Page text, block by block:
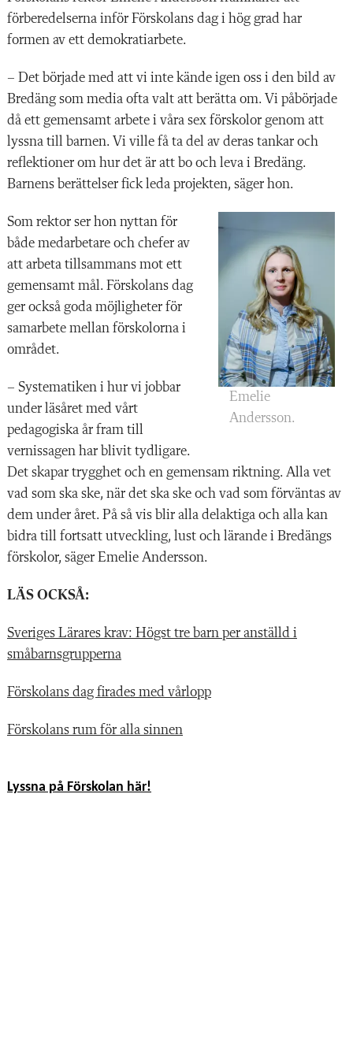
förberedelserna inför Förskolans dag i hög grad har
formen av ett demokratiarbete.
– Det började med att vi inte kände igen oss i den bild av
Bredäng som media ofta valt att berätta om. Vi påbörjade
då ett gemensamt arbete i våra sex förskolor genom att
lyssna till barnen. Vi ville få ta del av deras tankar och
reflektioner om hur det är att bo och leva i Bredäng.
Barnens berättelser fick leda projekten, säger hon.
Emelie
Andersson.
Som rektor ser hon nyttan för
både medarbetare och chefer av
att arbeta tillsammans mot ett
gemensamt mål. Förskolans dag
ger också goda möjligheter för
samarbete mellan förskolorna i
området.
– Systematiken i hur vi jobbar
under läsåret med vårt
pedagogiska år fram till
vernissagen har blivit tydligare.
Det skapar trygghet och en gemensam riktning. Alla vet
vad som ska ske, när det ska ske och vad som förväntas av
dem under året. På så vis blir alla delaktiga och alla kan
bidra till fortsatt utveckling, lust och lärande i Bredängs
förskolor, säger Emelie Andersson.
LÄS OCKSÅ:
Sveriges Lärares krav: Högst tre barn per anställd i
småbarnsgrupperna
Förskolans dag firades med vårlopp
Förskolans rum för alla sinnen
Lyssna på Förskolan här!